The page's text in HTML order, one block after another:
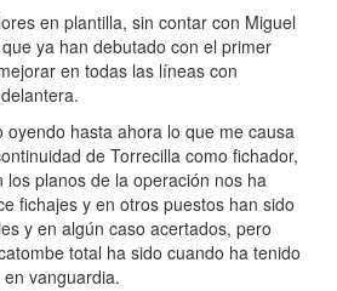
en plantilla, sin contar con Miguel
ya han debutado con el primer
en todas las líneas con
hasta ahora lo que me causa
de Torrecilla como fichador,
los planos de la operación nos ha
fichajes y en otros puestos han sido
y en algún caso acertados, pero
total ha sido cuando ha tenido
vanguardia.